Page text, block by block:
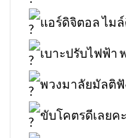
แอร์ดิจิตอล ไม
เบาะปรับไฟฟ้า
พวงมาลัยมัลติ
ขับโคตรดีเลยค